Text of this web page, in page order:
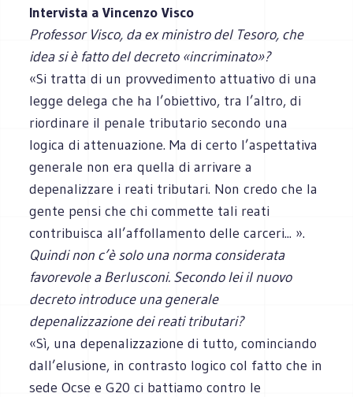
Intervista a Vincenzo Visco
Professor Visco, da ex ministro del Tesoro, che
idea si è fatto del decreto «incriminato»?
«Si tratta di un provvedimento attuativo di una
legge delega che ha l’obiettivo, tra l’altro, di
riordinare il penale tributario secondo una
logica di attenuazione. Ma di certo l’aspettativa
generale non era quella di arrivare a
depenalizzare i reati tributari. Non credo che la
gente pensi che chi commette tali reati
contribuisca all’affollamento delle carceri... ».
Quindi non c’è solo una norma considerata
favorevole a Berlusconi. Secondo lei il nuovo
decreto introduce una generale
depenalizzazione dei reati tributari?
«Sì, una depenalizzazione di tutto, cominciando
dall’elusione, in contrasto logico col fatto che in
sede Ocse e G20 ci battiamo contro le